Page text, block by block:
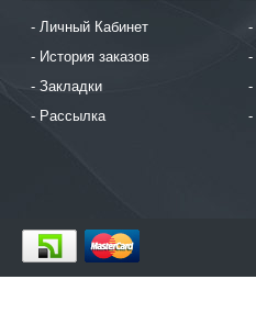
Личный Кабинет
История заказов
Закладки
Рассылка